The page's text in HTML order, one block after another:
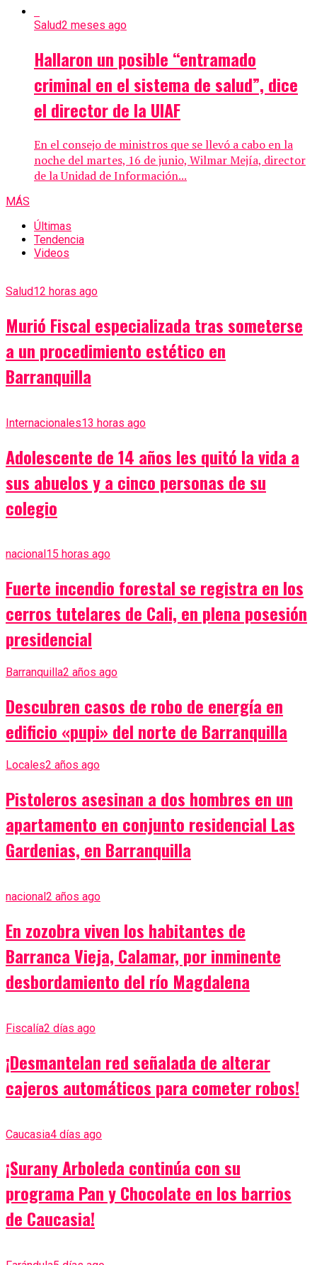
Salud2 meses ago
Hallaron un posible “entramado
criminal en el sistema de salud”, dice
el director de la UIAF
En el consejo de ministros que se llevó a cabo en la
noche del martes, 16 de junio, Wilmar Mejía, director
de la Unidad de Información...
MÁS
Últimas
Tendencia
Videos
Salud12 horas ago
Murió Fiscal especializada tras someterse
a un procedimiento estético en
Barranquilla
Internacionales13 horas ago
Adolescente de 14 años les quitó la vida a
sus abuelos y a cinco personas de su
colegio
nacional 15 horas ago
Fuerte incendio forestal se registra en los
cerros tutelares de Cali, en plena posesión
presidencial
Barranquilla2 años ago
Descubren casos de robo de energía en
edificio «pupi» del norte de Barranquilla
Locales2 años ago
Pistoleros asesinan a dos hombres en un
apartamento en conjunto residencial Las
Gardenias, en Barranquilla
nacional2 años ago
En zozobra viven los habitantes de
Barranca Vieja, Calamar, por inminente
desbordamiento del río Magdalena
Fiscalía2 días ago
¡Desmantelan red señalada de alterar
cajeros automáticos para cometer robos!
Caucasia4 días ago
¡Surany Arboleda continúa con su
programa Pan y Chocolate en los barrios
de Caucasia!